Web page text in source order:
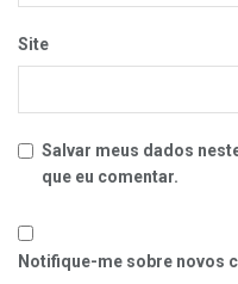
Site
Salvar meus dados
que eu comentar.
Notifique-me sobre novos